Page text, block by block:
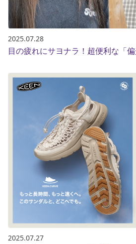
2025.07.28
目の疲れにサヨナラ！超便利な「偏
2025.07.27